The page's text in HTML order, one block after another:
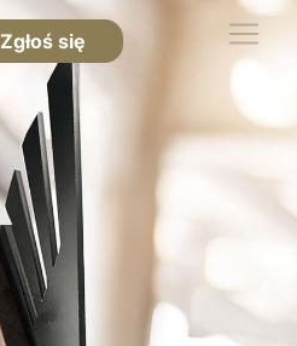
Zgłoś się